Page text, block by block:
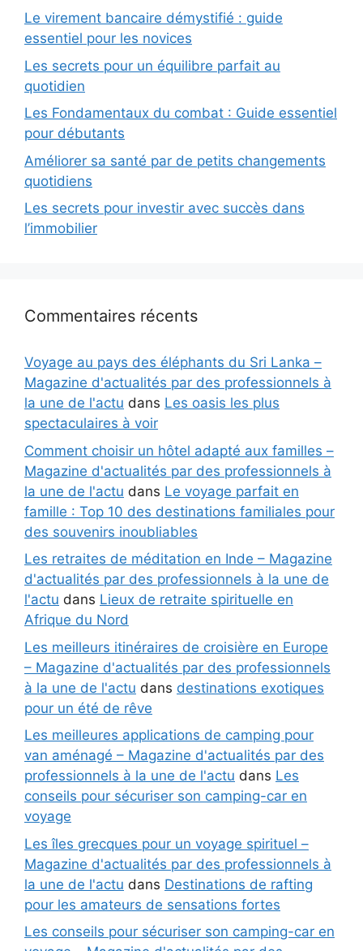
Le virement bancaire démystifié : guide
essentiel pour les novices
Les secrets pour un équilibre parfait au
quotidien
Les Fondamentaux du combat : Guide essentiel
pour débutants
Améliorer sa santé par de petits changements
quotidiens
Les secrets pour investir avec succès dans
l’immobilier
Commentaires récents
Voyage au pays des éléphants du Sri Lanka –
Magazine d'actualités par des professionnels à
la une de l'actu dans Les oasis les plus
spectaculaires à voir
Comment choisir un hôtel adapté aux familles –
Magazine d'actualités par des professionnels à
la une de l'actu dans Le voyage parfait en
famille : Top 10 des destinations familiales pour
des souvenirs inoubliables
Les retraites de méditation en Inde – Magazine
d'actualités par des professionnels à la une de
l'actu dans Lieux de retraite spirituelle en
Afrique du Nord
Les meilleurs itinéraires de croisière en Europe
– Magazine d'actualités par des professionnels
à la une de l'actu dans destinations exotiques
pour un été de rêve
Les meilleures applications de camping pour
van aménagé – Magazine d'actualités par des
professionnels à la une de l'actu dans Les
conseils pour sécuriser son camping-car en
voyage
Les îles grecques pour un voyage spirituel –
Magazine d'actualités par des professionnels à
la une de l'actu dans Destinations de rafting
pour les amateurs de sensations fortes
Les conseils pour sécuriser son camping-car en